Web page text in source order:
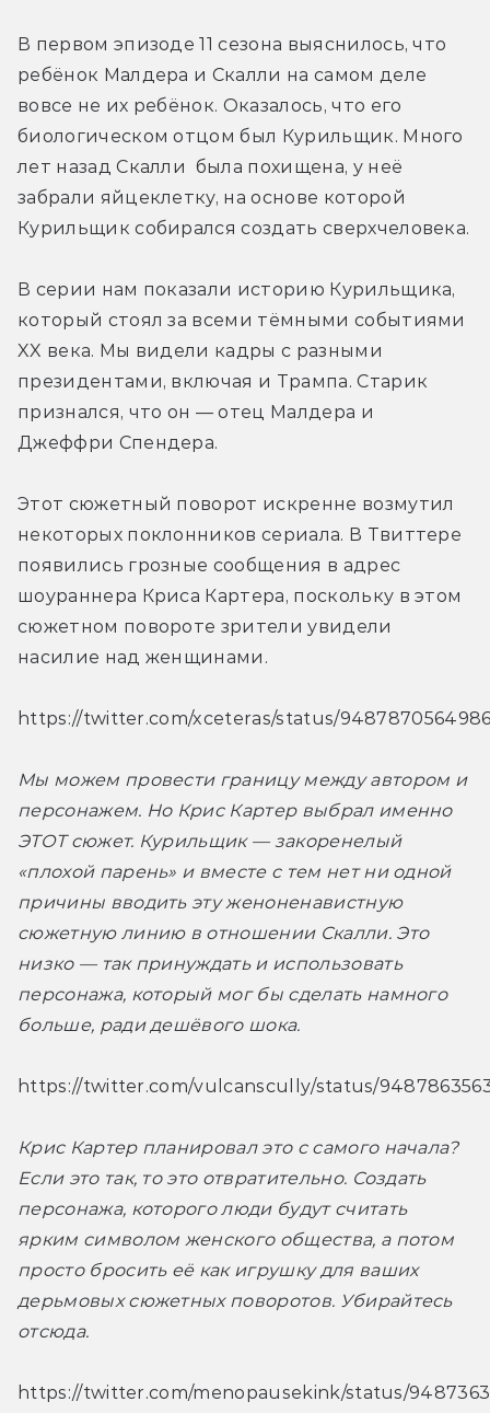
В первом эпизоде 11 сезона выяснилось, что
ребёнок Малдера и Скалли на самом деле
вовсе не их ребёнок. Оказалось, что его
биологическом отцом был Курильщик. Много
лет назад Скалли  была похищена, у неё
забрали яйцеклетку, на основе которой
Курильщик собирался создать сверхчеловека.
В серии нам показали историю Курильщика,
который стоял за всеми тёмными событиями
XX века. Мы видели кадры с разными
президентами, включая и Трампа. Старик
признался, что он — отец Малдера и
Джеффри Спендера.
Этот сюжетный поворот искренне возмутил
некоторых поклонников сериала. В Твиттере
появились грозные сообщения в адрес
шоураннера Криса Картера, поскольку в этом
сюжетном повороте зрители увидели
насилие над женщинами.
https://twitter.com/xceteras/status/
Мы можем провести границу между автором и
персонажем. Но Крис Картер выбрал именно
ЭТОТ сюжет. Курильщик — закоренелый
«плохой парень» и вместе с тем нет ни одной
причины вводить эту женоненавистную
сюжетную линию в отношении Скалли. Это
низко — так принуждать и использовать
персонажа, который мог бы сделать намного
больше, ради дешёвого шока.
https://twitter.com/vulcanscully/status/
Крис Картер планировал это с самого начала?
Если это так, то это отвратительно. Создать
персонажа, которого люди будут считать
ярким символом женского общества, а потом
просто бросить её как игрушку для ваших
дерьмовых сюжетных поворотов. Убирайтесь
отсюда.
https://twitter.com/menopausekink/status/